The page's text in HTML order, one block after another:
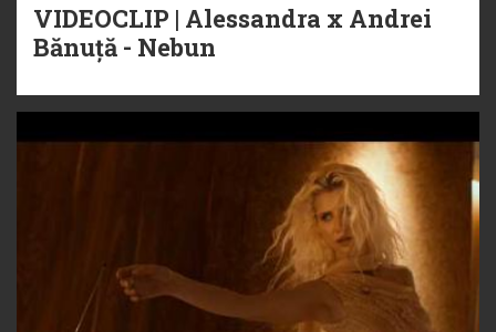
VIDEOCLIP | Alessandra x Andrei
Bănuță - Nebun